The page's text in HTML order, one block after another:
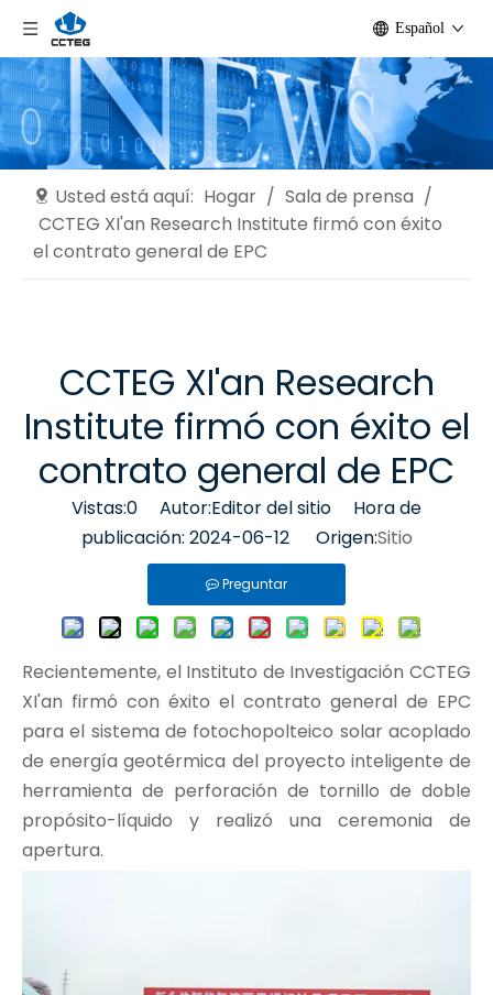
Español
Usted está aquí: Hogar / Sala de prensa /
CCTEG XI'an Research Institute firmó con éxito
el contrato general de EPC
CCTEG XI'an Research
Institute firmó con éxito el
contrato general de EPC
Vistas:0 Autor:Editor del sitio Hora de
publicación: 2024-06-12 Origen:Sitio
Preguntar
Recientemente, el Instituto de Investigación CCTEG
XI'an firmó con éxito el contrato general de EPC
para el sistema de fotochopolteico solar acoplado
de energía geotérmica del proyecto inteligente de
herramienta de perforación de tornillo de doble
propósito-líquido y realizó una ceremonia de
apertura.